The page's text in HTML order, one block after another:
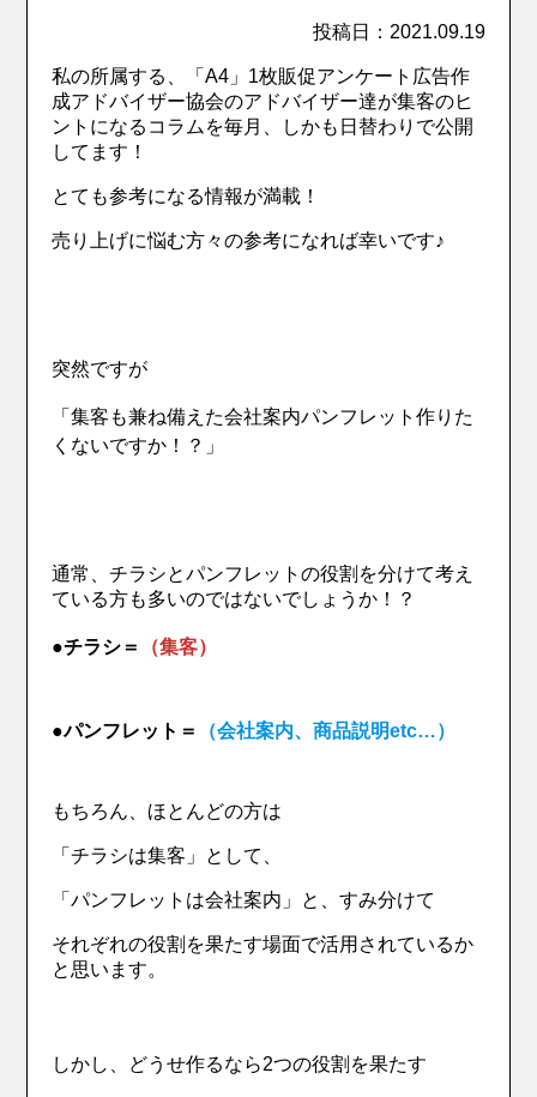
投稿日：2021.09.19
私の所属する、「A4」1枚販促アンケート広告作
成アドバイザー協会のアドバイザー達が集客のヒ
ントになるコラムを毎月、しかも日替わりで公開
してます！
とても参考になる情報が満載！
売り上げに悩む方々の参考になれば幸いです♪
突然ですが
「集客も兼ね備えた会社案内パンフレット作りた
くないですか！？」
通常、チラシとパンフレットの役割を分けて考え
ている方も多いのではないでしょうか！？
●チラシ＝ （集客）
●パンフレット＝ （会社案内、商品説明etc…）
もちろん、ほとんどの方は
「チラシは集客」として、
「パンフレットは会社案内」と、すみ分けて
それぞれの役割を果たす場面で活用されているか
と思います。
しかし、どうせ作るなら2つの役割を果たす